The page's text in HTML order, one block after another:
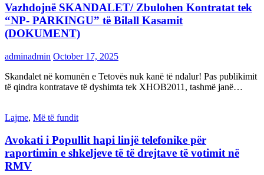
Vazhdojnë SKANDALET/ Zbulohen Kontratat tek
“NP- PARKINGU” të Bilall Kasamit
(DOKUMENT)
adminadmin October 17, 2025
Skandalet në komunën e Tetovës nuk kanë të ndalur! Pas publikimit
të qindra kontratave të dyshimta tek XHOB2011, tashmë janë…
Lajme, Më të fundit
Avokati i Popullit hapi linjë telefonike për
raportimin e shkeljeve të të drejtave të votimit në
RMV